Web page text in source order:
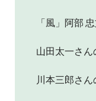
「風」阿部 忠
山田太一さん
川本三郎さん